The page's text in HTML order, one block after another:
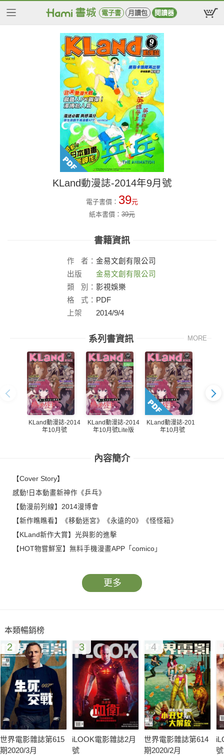
電子書 月讀包 閱讀器
KLand動漫誌-2014年9月號
電子書價： 39元
紙本書價： 39元
書籍資訊
作 者： 金易文創有限公司
出版
社：
金易文創有限公司
類
別： 影視娛樂
格
式： PDF
上架
2014/9/4
系列書資訊 MORE
KLand動漫誌-2014
年10月號
KLand動漫誌-2014
年10月號Lite版
KLand動漫誌-2014
年10月號
內容簡介
【Cover Story】
感動!日本動畫新神作《乒乓》
【動漫前列線】2014漫博會
【新作瞧瞧看】《移動迷宮》《永遠的0》《怪怪箱》
【KLand新作大賞】光與影的進擊
【HOT物嘗鮮室】無料手機漫畫APP「comico」
更多
本類暢銷榜
2
世界電影雜誌第615
期2020/3月
3
iLOOK電影雜誌2月
號
4
世界電影雜誌第614
期2020/2月
號